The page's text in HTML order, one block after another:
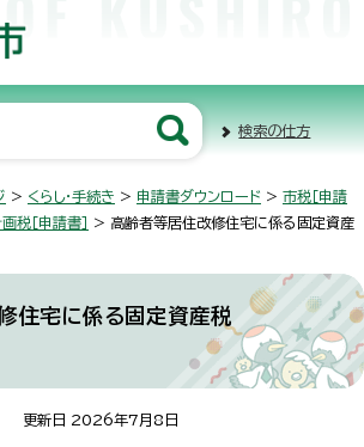
検索の仕方
> くらし・手続き > 申請書ダウンロード > 市税［申請
税［申請書］
> 高齢者等居住改修住宅に係る固定資産
住宅に係る固定資産税
更新日 2026年7月8日